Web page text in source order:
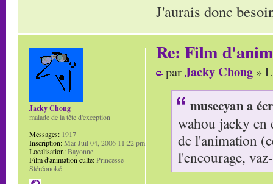
J'aurais donc
Re: Film
parJacky Chong »
musecyan a
wahou jacky en
de l'animation
l'encourage,
Jacky Chong
malade de la tête d'exception
Messages: 1917
Inscription:Mar Juil 04, 2006 11:22 pm
Localisation:Bayonne
Film d'animation culte:Princesse
Stéréonoké